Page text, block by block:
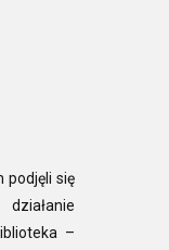
podjęli się
–